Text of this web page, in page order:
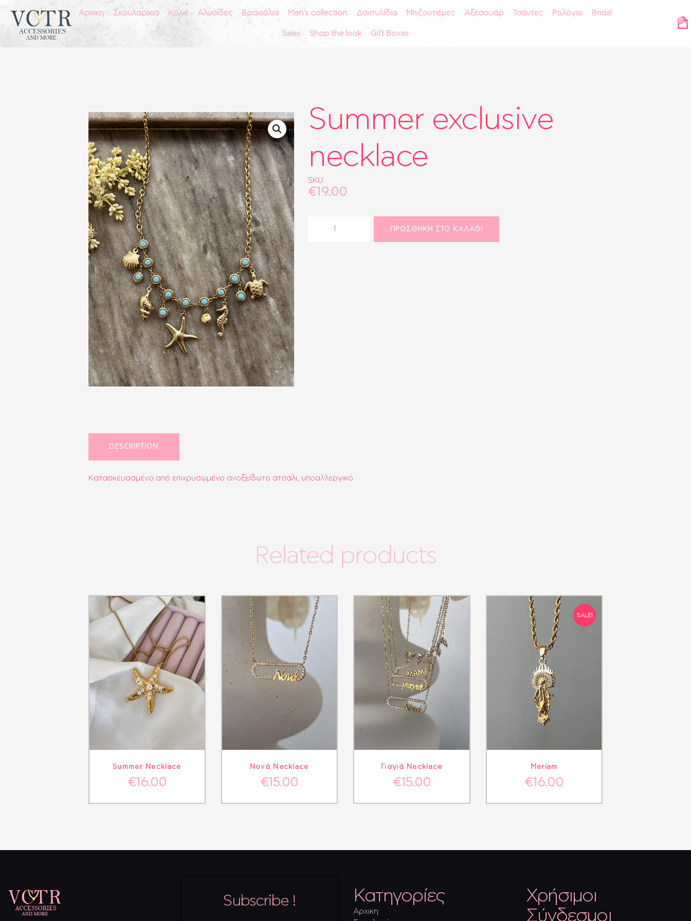
Αρχικη Σκουλαρίκια Κολιέ Αλυσίδες Βραχιόλια Men's collection Δαχτυλίδια Μπιζουτιέρες Αξεσουάρ Τσάντες Ρολόγια Bridal
Sales Shop the look Gift Boxes
0
MEN'S COLLECTION
ΔΑΧΤΥΛΊΔΙΑ
ΜΠΙΖΟΥΤΙΈΡΕΣ
ΑΞΕΣΟΥΆΡ
ΤΣΆΝΤΕΣ
ΡΟΛΌΓΙΑ
BRIDAL
SALES
SHOP THE LOOK
GIFT BOXES
Summer exclusive
necklace
SKU:
€19.00
exclusive
ΠΡΟΣΘΉΚΗ ΣΤΟ ΚΑΛΆΘΙ
DESCRIPTION
Κατασκευασμένο από επιχρυσωμένο ανοξείδωτο ατσάλι, υποαλλεργικό
Related products
Summer Necklace
€16.00
Νονά Necklace
€15.00
Γιαγιά Necklace
€15.00
SALE!
Meriam
€16.00
Subscribe ! Κατηγορίες
Αρχικη
Χρήσιμοι
Σύνδεσμοι